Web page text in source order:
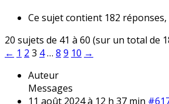
Ce sujet contient 182
20 sujets de 41 à 60 (sur un total de
← 1 2 3 4… 8 9 10 →
Auteur
Messages
11 août 2024 à 12 h 37 min